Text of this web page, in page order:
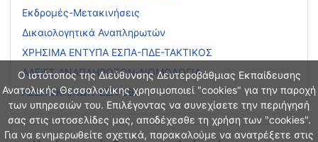
Ο ιστότοπος της Διεύθυνσης Δευτεροβάθμιας Εκπαίδευσης
Ανατολικής Θεσσαλονίκης χρησιμοποιεί "cookies" για την παροχή
των υπηρεσιών του. Επιλέγοντας να συνεχίσετε την περιήγησή
σας στις ιστοσελίδες μας, αποδέχεσθε τη χρήση των "cookies".
Για να ενημερωθείτε σχετικά, παρακαλούμε να ανατρέξετε στις
Εκδρομές-Μετακινήσεις
Δικαιολογητικά Αναπληρωτών
ΧΡΗΣΙΜΑ ΕΝΤΥΠΑ ΕΣΠΑ-ΠΔΕ-ΤΑΚΤΙΚΟΣ
ΑΔΕΙΕΣ ΑΝΑΠΛΗΡΩΤΩΝ-ΝΟΜΟΛΟΓΙΑ
ΑΣΕΠ ΕΚΠ/ΚΩΝ-ΕΕΠ-ΕΒΠ